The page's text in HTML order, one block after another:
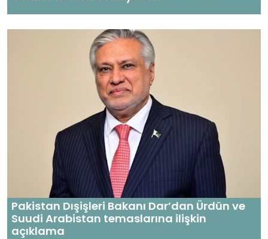
Pakistan Dışişleri Bakanı Dar’dan Ürdün ve
Suudi Arabistan temaslarına ilişkin
açıklama